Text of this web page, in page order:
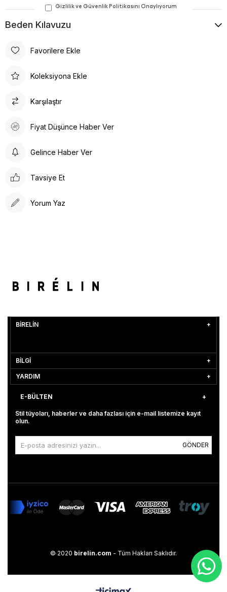
Beden Kılavuzu
Favorilere Ekle
Koleksiyona Ekle
Karşılaştır
Fiyat Düşünce Haber Ver
Gelince Haber Ver
Tavsiye Et
Yorum Yaz
BİRELİN
BİLGİ
YARDIM
E-BÜLTEN
Stil tüyoları, haberler ve daha fazlası için e-mail listemize kayıt
olun.
GÖNDER
© 2020 birelin.com - Tüm Hakları Saklıdır.